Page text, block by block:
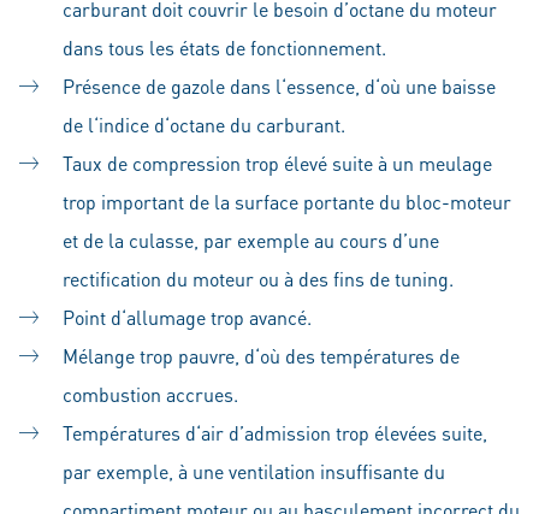
carburant doit couvrir le besoin d’octane du moteur
dans tous les états de fonctionnement.
Présence de gazole dans l‘essence, d‘où une baisse
de l‘indice d‘octane du carburant.
Taux de compression trop élevé suite à un meulage
trop important de la surface portante du bloc-moteur
et de la culasse, par exemple au cours d’une
rectification du moteur ou à des fins de tuning.
Point d‘allumage trop avancé.
Mélange trop pauvre, d‘où des températures de
combustion accrues.
Températures d‘air d’admission trop élevées suite,
par exemple, à une ventilation insuffisante du